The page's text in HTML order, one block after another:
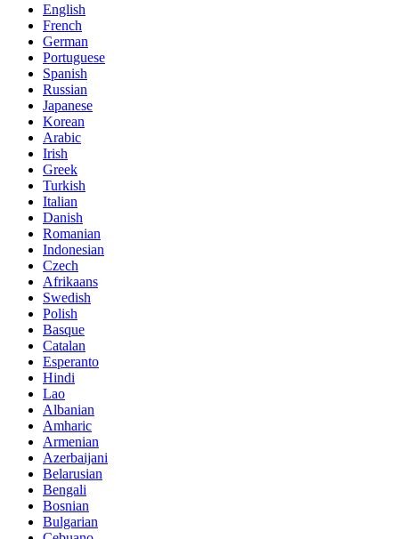
English
French
German
Portuguese
Spanish
Russian
Japanese
Korean
Arabic
Irish
Greek
Turkish
Italian
Danish
Romanian
Indonesian
Czech
Afrikaans
Swedish
Polish
Basque
Catalan
Esperanto
Hindi
Lao
Albanian
Amharic
Armenian
Azerbaijani
Belarusian
Bengali
Bosnian
Bulgarian